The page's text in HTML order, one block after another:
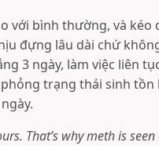
với bình thường, và kéo
đựng lâu dài chứ
3 ngày, làm việc liên
trạng thái sinh
That’s why meth is